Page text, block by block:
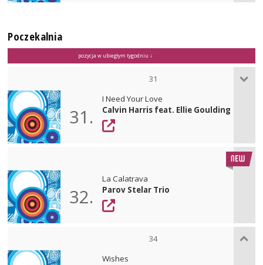
Poczekalnia
pozycja w ubiegłym tygodniu ↓
31
31.
I Need Your Love
Calvin Harris feat. Ellie Goulding
32.
La Calatrava
Parov Stelar Trio
34
Wishes